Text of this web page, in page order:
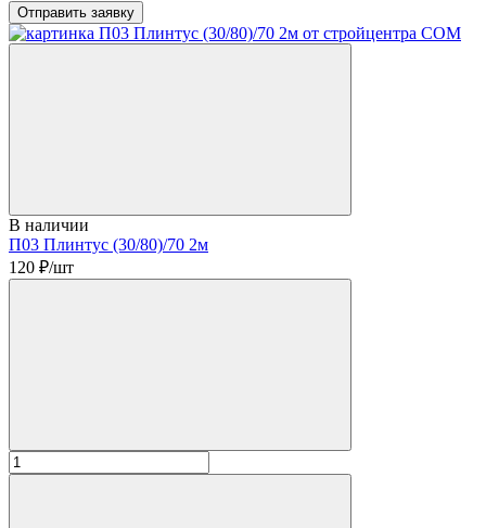
Отправить заявку
В наличии
П03 Плинтус (30/80)/70 2м
120 ₽/шт